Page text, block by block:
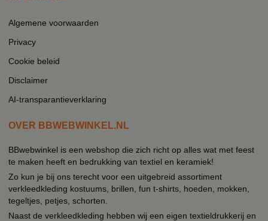
Algemene voorwaarden
Privacy
Cookie beleid
Disclaimer
AI-transparantieverklaring
OVER BBWEBWINKEL.NL
BBwebwinkel is een webshop die zich richt op alles wat met feest
te maken heeft en bedrukking van textiel en keramiek!
Zo kun je bij ons terecht voor een uitgebreid assortiment
verkleedkleding kostuums, brillen, fun t-shirts, hoeden, mokken,
tegeltjes, petjes, schorten.
Naast de verkleedkleding hebben wij een eigen textieldrukkerij en